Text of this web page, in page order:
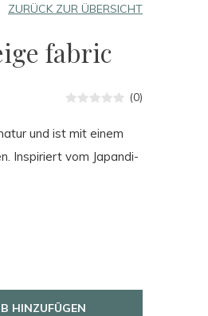
fabric
ZURÜCK ZUR ÜBERSICHT
(0)
und ist mit einem
Inspiriert vom Japandi-
HINZUFÜGEN